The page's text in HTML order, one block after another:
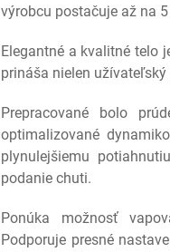
výrobcu postačuje až na
Elegantné a kvalitné telo
prináša nielen
Prepracované bolo
optimalizované
plynulejšiemu
podanie chuti.
Ponúka možnosť
Podporuje presné